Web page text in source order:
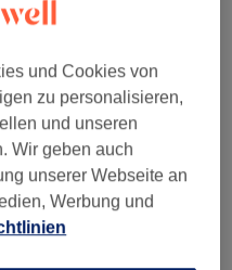
Karte anzeigen
und Cookies von
zu personalisieren,
und unseren
Wir geben auch
unserer Webseite an
Werbung und